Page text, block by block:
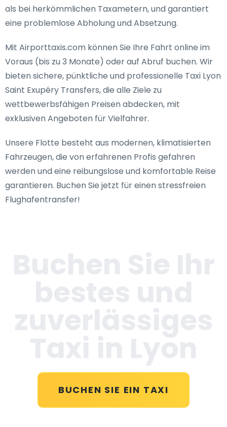
als bei herkömmlichen Taxametern, und garantiert
eine problemlose Abholung und Absetzung.
Mit Airporttaxis.com können Sie Ihre Fahrt online im
Voraus (bis zu 3 Monate) oder auf Abruf buchen. Wir
bieten sichere, pünktliche und professionelle Taxi Lyon
Saint Exupéry Transfers, die alle Ziele zu
wettbewerbsfähigen Preisen abdecken, mit
exklusiven Angeboten für Vielfahrer.
Unsere Flotte besteht aus modernen, klimatisierten
Fahrzeugen, die von erfahrenen Profis gefahren
werden und eine reibungslose und komfortable Reise
garantieren. Buchen Sie jetzt für einen stressfreien
Flughafentransfer!
BUCHEN SIE EIN TAXI